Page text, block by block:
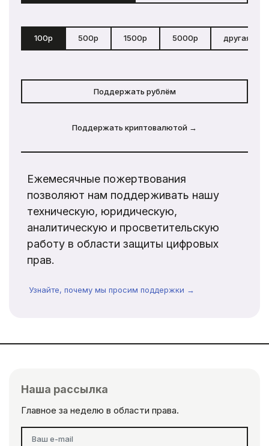
100р 500р 1500р 5000р другая
Поддержать рублём
Поддержать криптовалютой →
Ежемесячные пожертвования
позволяют нам поддерживать нашу
техническую, юридическую,
аналитическую и просветительскую
работу в области защиты цифровых
прав.
Узнайте, почему мы просим поддержки →
Наша рассылка
Главное за неделю в области права.